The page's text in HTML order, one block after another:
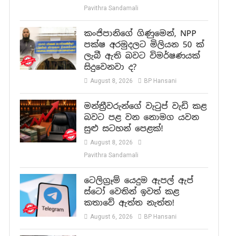
Pavithra Sandamali
කංජිපානිගේ ගිණුමෙන්, NPP
පක්ෂ අරමුදලට මිලියන 50 ක්
ලැබී ඇති බවට විමර්ෂණයක්
සිදුවෙනවා ද?
August 8, 2026 BP Hansani
මන්ත්‍රීවරුන්ගේ වැටුප් වැඩි කළ
බවට පළ වන නොමග යවන
සුළු සටහන් පෙළක්!
August 8, 2026
Pavithra Sandamali
ටෙලිග්‍රෑම් යෙදුම ඇපල් ඇප්
ස්ටෝ වෙතින් ඉවත් කළ
කතාවේ ඇත්ත නැත්ත!
August 6, 2026 BP Hansani